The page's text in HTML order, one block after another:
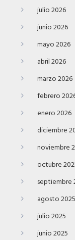
julio 2026
junio 2026
mayo 2026
abril 2026
marzo 2026
febrero
enero 2026
diciembre
noviembre
octubre
septiembre
agosto 2025
julio 2025
junio 2025